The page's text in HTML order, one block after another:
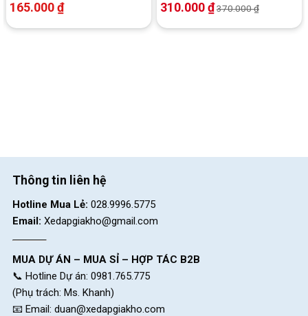
165.000₫ 310.000₫370.000₫
Thông tin liên hệ
Hotline Mua Lẻ: 028.9996.5775
Email: Xedapgiakho@gmail.com
MUA DỰ ÁN – MUA SỈ – HỢP TÁC B2B
📞 Hotline Dự án: 0981.765.775
(Phụ trách: Ms. Khanh)
📧 Email: duan@xedapgiakho.com